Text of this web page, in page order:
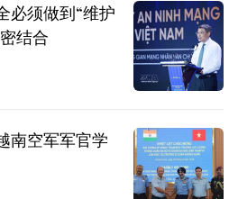
必须做到“维护
结合
南空军军官学